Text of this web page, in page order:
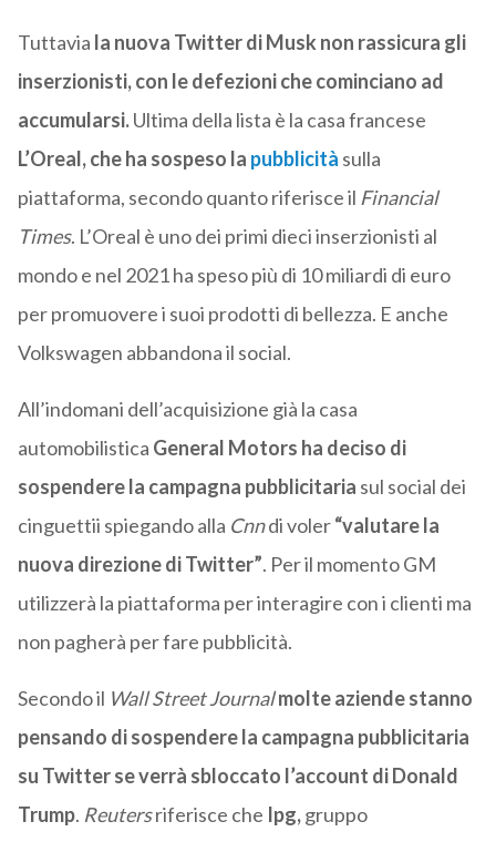
Tuttavia la nuova Twitter di Musk non rassicura gli
inserzionisti, con le defezioni che cominciano ad
accumularsi.Ultima della lista è la casa francese
L’Oreal, che ha sospeso la pubblicità sulla
piattaforma, secondo quanto riferisce il Financial
Times. L’Oreal è uno dei primi dieci inserzionisti al
mondo e nel 2021 ha speso più di 10 miliardi di euro
per promuovere i suoi prodotti di bellezza. E anche
Volkswagen abbandona il social.
All’indomani dell’acquisizione già la casa
automobilistica General Motors ha deciso di
sospendere la campagna pubblicitaria sul social dei
cinguettii spiegando alla Cnndi voler“valutare la
nuova direzione di Twitter”. Per il momento GM
utilizzerà la piattaforma per interagire con i clienti ma
non pagherà per fare pubblicità.
Secondo il Wall Street Journalmolte aziende stanno
pensando di sospendere la campagna pubblicitaria
su Twitter se verrà sbloccato l’account di Donald
Trump. Reutersriferisce che Ipg,gruppo